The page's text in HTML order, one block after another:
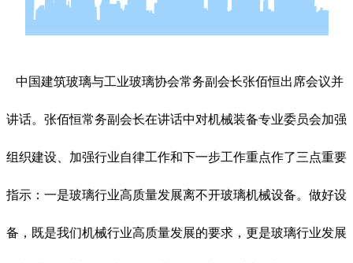
中国建筑玻璃与工业玻璃协会常务副会长张佰恒出席会议并
讲话。张佰恒常务副会长在讲话中对机械装备专业委员会加强
组织建设、加强行业自律工作和下一步工作重点作了三点重要
指示：一是玻璃行业高质量发展离不开玻璃机械设备。做好设
备，既是我们机械行业高质量发展的要求，更是玻璃行业发展